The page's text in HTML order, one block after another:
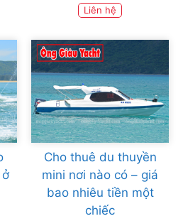
Liên hệ
Cho thuê du thuyền
mini nơi nào có – giá
bao nhiêu tiền một
chiếc